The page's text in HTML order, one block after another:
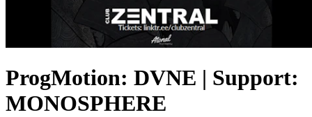
ProgMotion: DVNE | Support:
MONOSPHERE